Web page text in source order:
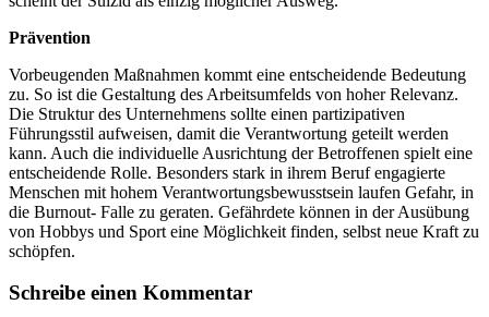
Prävention
Vorbeugenden Maßnahmen kommt eine entscheidende Bedeutung
zu. So ist die Gestaltung des Arbeitsumfelds von hoher Relevanz.
Die Struktur des Unternehmens sollte einen partizipativen
Führungsstil aufweisen, damit die Verantwortung geteilt werden
kann. Auch die individuelle Ausrichtung der Betroffenen spielt eine
entscheidende Rolle. Besonders stark in ihrem Beruf engagierte
Menschen mit hohem Verantwortungsbewusstsein laufen Gefahr, in
die Burnout- Falle zu geraten. Gefährdete können in der Ausübung
von Hobbys und Sport eine Möglichkeit finden, selbst neue Kraft zu
schöpfen.
Schreibe einen Kommentar